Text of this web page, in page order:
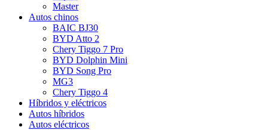
Master
Autos chinos
BAIC BJ30
BYD Atto 2
Chery Tiggo 7 Pro
BYD Dolphin Mini
BYD Song Pro
MG3
Chery Tiggo 4
Híbridos y eléctricos
Autos híbridos
Autos eléctricos